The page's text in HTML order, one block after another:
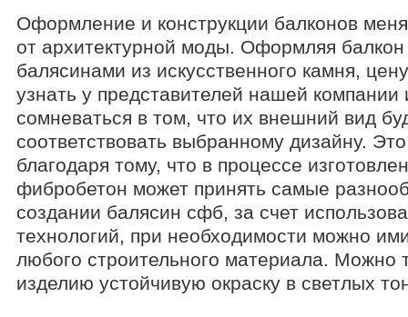
Оформление и конструкции балконов
от архитектурной моды. Оформляя
балясинами из искусственного камня,
узнать у представителей нашей
сомневаться в том, что их внешний вид
соответствовать выбранному дизайну.
благодаря тому, что в процессе
фибробетон может принять самые
создании балясин сфб, за счет
технологий, при необходимости можно
любого строительного материала. Можно
изделию устойчивую окраску в светлых